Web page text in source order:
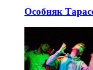
Особняк